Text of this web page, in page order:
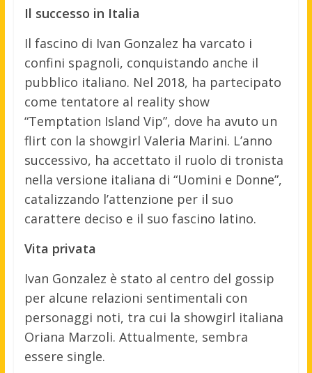
Il successo in Italia
Il fascino di Ivan Gonzalez ha varcato i
confini spagnoli, conquistando anche il
pubblico italiano. Nel 2018, ha partecipato
come tentatore al reality show
“Temptation Island Vip”, dove ha avuto un
flirt con la showgirl Valeria Marini. L’anno
successivo, ha accettato il ruolo di tronista
nella versione italiana di “Uomini e Donne”,
catalizzando l’attenzione per il suo
carattere deciso e il suo fascino latino.
Vita privata
Ivan Gonzalez è stato al centro del gossip
per alcune relazioni sentimentali con
personaggi noti, tra cui la showgirl italiana
Oriana Marzoli. Attualmente, sembra
essere single.